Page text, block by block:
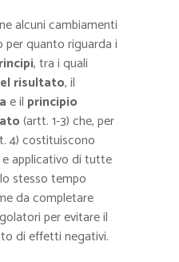
alcuni cambiamenti
quanto riguarda i
, tra i quali
risultato, il
e il principio
(artt. 1-3) che, per
4) costituiscono
applicativo di tutte
stesso tempo
da completare
per evitare il
di effetti negativi.